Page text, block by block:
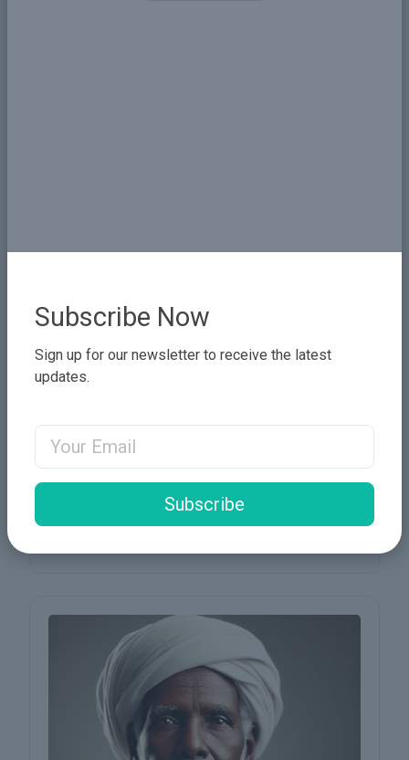
Omar Al-Baqir
Field of Experties
Natural Resource Management
مجال الخبرات
خبير في الهندسة البيئية وإدارة الموارد الطبيعية
Subscribe Now
Sign up for our newsletter to receive the latest
updates.
Email Address
Subscribe